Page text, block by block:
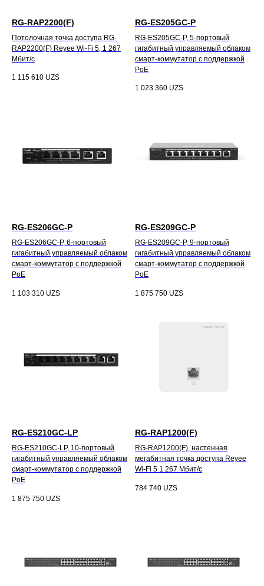
RG-RAP2200(F)
Потолочная точка доступа RG-
RAP2200(F) Reyee Wi-Fi 5, 1 267
Мбит/с
1 115 610 UZS
RG-ES205GC-P
RG-ES205GC-P, 5-портовый
гигабитный управляемый облаком
смарт-коммутатор с поддержкой
PoE
1 023 360 UZS
RG-ES206GC-P
RG-ES206GC-P, 6-портовый
гигабитный управляемый облаком
смарт-коммутатор с поддержкой
PoE
1 103 310 UZS
RG-ES209GC-P
RG-ES209GC-P, 9-портовый
гигабитный управляемый облаком
смарт-коммутатор с поддержкой
PoE
1 875 750 UZS
RG-ES210GC-LP
RG-ES210GC-LP, 10-портовый
гигабитный управляемый облаком
смарт-коммутатор с поддержкой
PoE
1 875 750 UZS
RG-RAP1200(F)
RG-RAP1200(F), настенная
мегабитная точка доступа Reyee
Wi-Fi 5 1 267 Мбит/с
784 740 UZS